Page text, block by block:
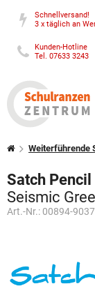
Schnellversand!
3 x täglich an
Kunden-Hotline
Tel. 07633 3243
Weiterführende
Satch
Seismic
Art.-Nr.: 00894-